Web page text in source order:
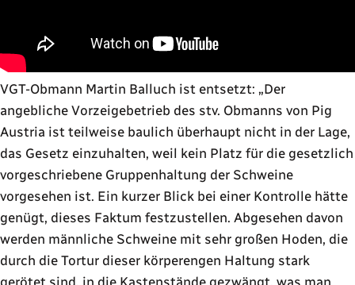
VGT-Obmann Martin Balluch ist entsetzt:
Der
angebliche Vorzeigebetrieb des stv. Obmanns von Pig
Austria ist teilweise baulich überhaupt nicht in der Lage,
das Gesetz einzuhalten, weil kein Platz für die gesetzlich
vorgeschriebene Gruppenhaltung der Schweine
vorgesehen ist. Ein kurzer Blick bei einer Kontrolle hätte
genügt, dieses Faktum festzustellen. Abgesehen davon
werden männliche Schweine mit sehr großen Hoden, die
durch die Tortur dieser körperengen Haltung stark
gerötet sind, in die Kastenstände gezwängt, was man